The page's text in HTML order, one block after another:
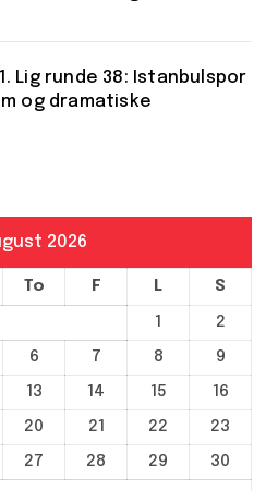
Lig runde 38: Istanbulspor
og dramatiske
2026
To F L S
1
2
6 7 8
9
13 14 15
16
20 21 22
23
27 28 29
30